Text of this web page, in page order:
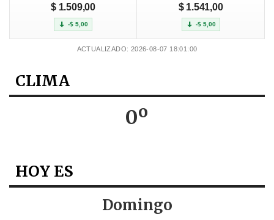
$ 1.509,00
-$ 5,00
$ 1.541,00
-$ 5,00
ACTUALIZADO: 2026-08-07 18:01:00
CLIMA
0º
HOY ES
Domingo